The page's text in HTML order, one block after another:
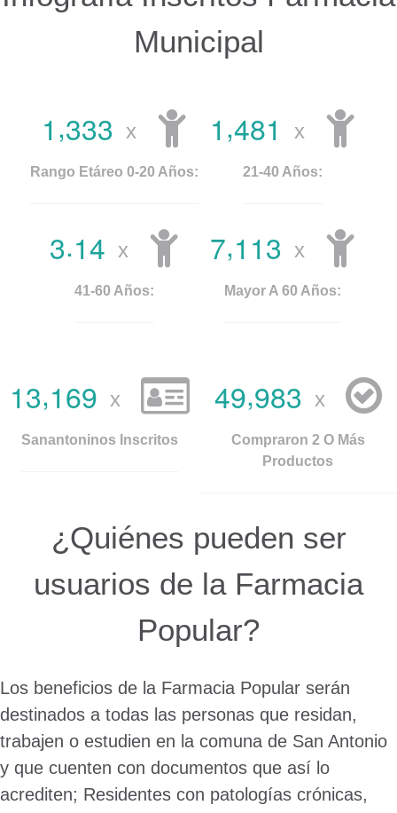
Municipal
1,333 x
Rango Etáreo 0-20 Años:
1,481 x
21-40 Años:
3.14 x
41-60 Años:
7,1 13 x
Mayor A 60 Años:
13,169 x
Sanantoninos Inscritos
49,983 x
Compraron 2 O Más
Productos
¿Quiénes pueden ser
usuarios de la Farmacia
Popular?
Los beneficios de la Farmacia Popular serán
destinados a todas las personas que residan,
trabajen o estudien en la comuna de San Antonio
y que cuenten con documentos que así lo
acrediten; Residentes con patologías crónicas,